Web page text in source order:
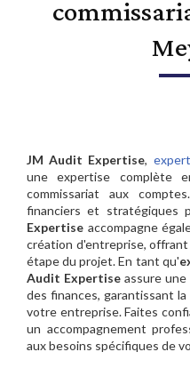
JM Audit Expertise,
une expertise complète
commissariat aux
financiers et stratégiques
Expertise accompagne
création d'entreprise,
étape du projet. En tant qu'
Audit Expertise assure
des finances, garantissant
votre entreprise. Faites
un accompagnement
aux besoins spécifiques de